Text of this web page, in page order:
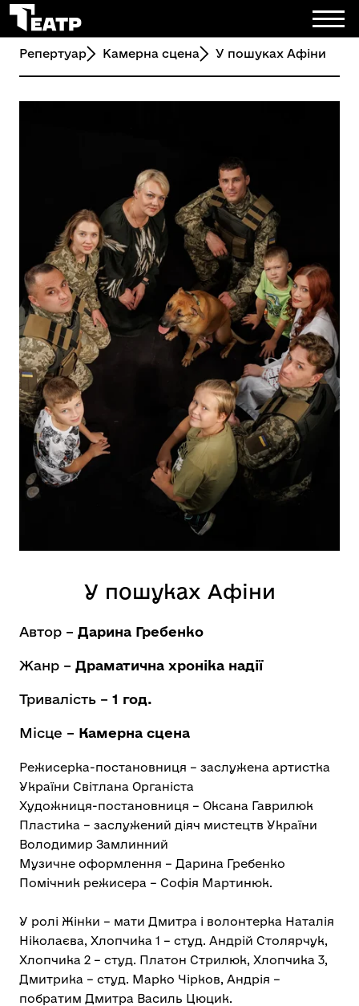
Репертуар Камерна сцена У пошуках Афіни
У пошуках Афіни
Автор – Дарина Гребенко
Жанр – Драматична хроніка надії
Тривалість – 1 год.
Місце – Камерна сцена
Режисерка-постановниця – заслужена артистка
України Світлана Органіста
Художниця-постановниця – Оксана Гаврилюк
Пластика – заслужений діяч мистецтв України
Володимир Замлинний
Музичне оформлення – Дарина Гребенко
Помічник режисера – Софія Мартинюк.
У ролі Жінки – мати Дмитра і волонтерка Наталія
Ніколаєва, Хлопчика 1 – студ. Андрій Столярчук,
Хлопчика 2 – студ. Платон Стрилюк, Хлопчика 3,
Дмитрика – студ. Марко Чірков, Андрія –
побратим Дмитра Василь Цюцик.